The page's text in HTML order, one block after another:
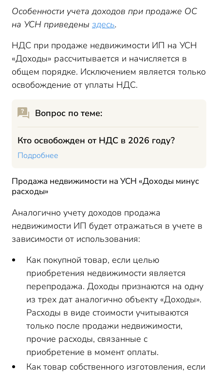
Особенности учета доходов при продаже ОС
на УСН приведены здесь.
НДС при продаже недвижимости ИП на УСН
«Доходы» рассчитывается и начисляется в
общем порядке. Исключением является только
освобождение от уплаты НДС.
Вопрос по теме:
Кто освобожден от НДС в 2026 году?
Подробнее
Продажа недвижимости на УСН «Доходы минус
расходы»
Аналогично учету доходов продажа
недвижимости ИП будет отражаться в учете в
зависимости от использования:
Как покупной товар, если целью
приобретения недвижимости является
перепродажа. Доходы признаются на одну
из трех дат аналогично объекту «Доходы».
Расходы в виде стоимости учитываются
только после продажи недвижимости,
прочие расходы, связанные с
приобретение в момент оплаты.
Как товар собственного изготовления, если